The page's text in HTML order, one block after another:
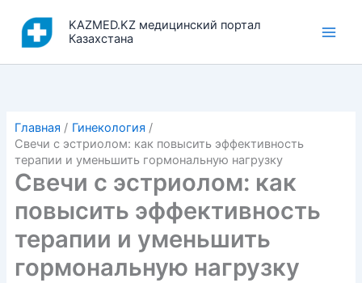
содержимому
KAZMED.KZ медицинский портал
Казахстана
Главная
Гинекология
Свечи с эстриолом: как повысить эффективность
терапии и уменьшить гормональную нагрузку
Свечи с эстриолом: как
повысить эффективность
терапии и уменьшить
гормональную нагрузку